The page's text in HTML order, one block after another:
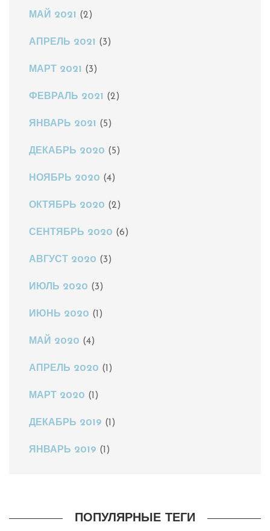
МАЙ 2021 (2)
АПРЕЛЬ 2021 (3)
МАРТ 2021 (3)
ФЕВРАЛЬ 2021 (2)
ЯНВАРЬ 2021 (5)
ДЕКАБРЬ 2020 (5)
НОЯБРЬ 2020 (4)
ОКТЯБРЬ 2020 (2)
СЕНТЯБРЬ 2020 (6)
АВГУСТ 2020 (3)
ИЮЛЬ 2020 (3)
ИЮНЬ 2020 (1)
МАЙ 2020 (4)
АПРЕЛЬ 2020 (1)
МАРТ 2020 (1)
ДЕКАБРЬ 2019 (1)
ЯНВАРЬ 2019 (1)
ПОПУЛЯРНЫЕ ТЕГИ